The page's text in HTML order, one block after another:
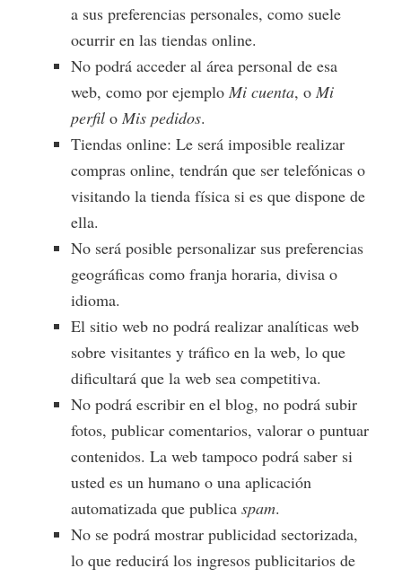
a sus preferencias personales, como suele
ocurrir en las tiendas online.
No podrá acceder al área personal de esa
web, como por ejemploMi cuenta, oMi
perfil oMis pedidos.
Tiendas online: Le será imposible realizar
compras online, tendrán que ser telefónicas o
visitando la tienda física si es que dispone de
ella.
No será posible personalizar sus preferencias
geográficas como franja horaria, divisa o
idioma.
El sitio web no podrá realizar analíticas web
sobre visitantes y tráfico en la web, lo que
dificultará que la web sea competitiva.
No podrá escribir en el blog, no podrá subir
fotos, publicar comentarios, valorar o puntuar
contenidos. La web tampoco podrá saber si
usted es un humano o una aplicación
automatizada que publicaspam.
No se podrá mostrar publicidad sectorizada,
lo que reducirá los ingresos publicitarios de